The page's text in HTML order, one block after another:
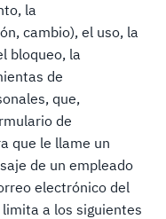
la
cambio), el uso, la
bloqueo, la
de
que,
de
que le llame un
de un empleado
electrónico del
a los siguientes